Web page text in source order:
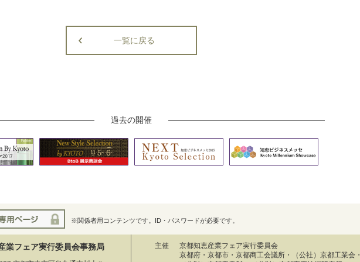
一覧に戻る
過去の開催
※関係者用コンテンツです。ID・パスワードが必要です。
業フェア実行委員会事務局 主催
京都知恵産業フェア実行委員会
京都府・京都市・京都商工会議所・（公社）京都工業会・